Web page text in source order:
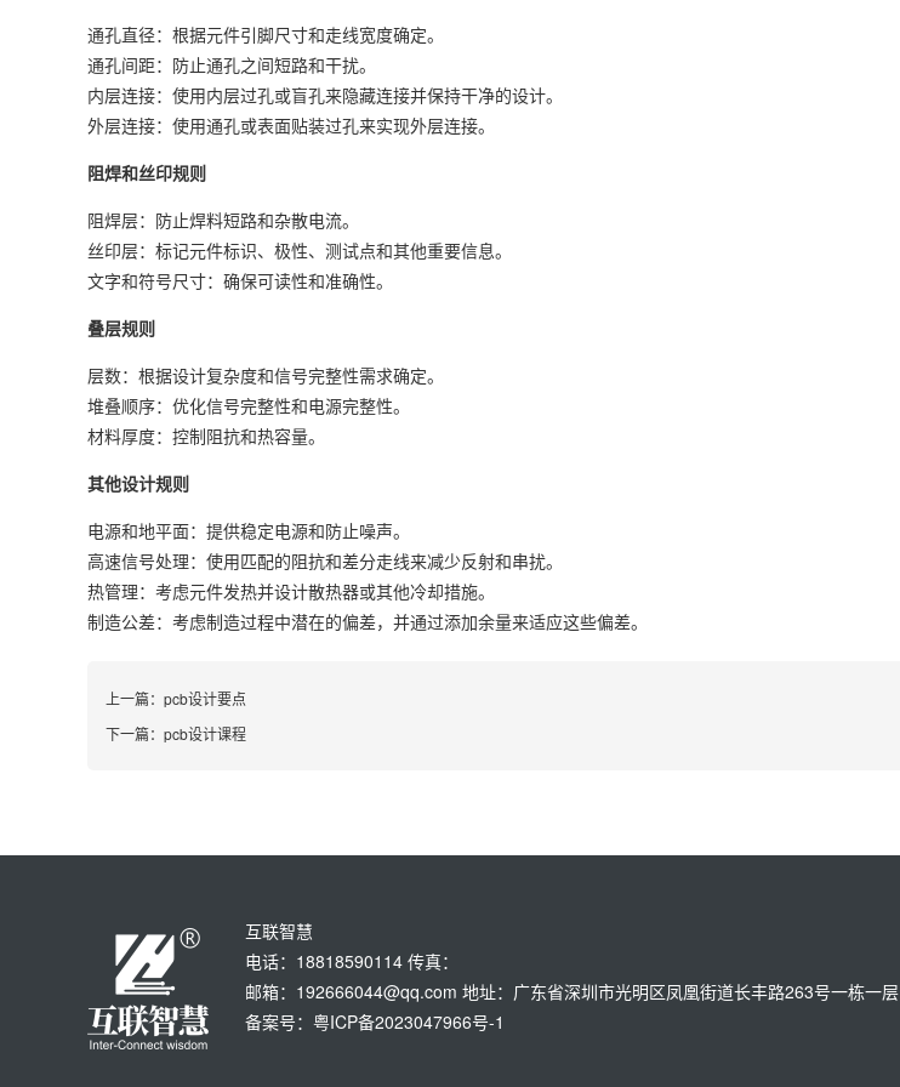
通孔直径：根据元件引脚尺寸和走线宽度确定。
通孔间距：防止通孔之间短路和干扰。
内层连接：使用内层过孔或盲孔来隐藏连接并保持干净的设计。
外层连接：使用通孔或表面贴装过孔来实现外层连接。
阻焊和丝印规则
阻焊层：防止焊料短路和杂散电流。
丝印层：标记元件标识、极性、测试点和其他重要信息。
文字和符号尺寸：确保可读性和准确性。
叠层规则
层数：根据设计复杂度和信号完整性需求确定。
堆叠顺序：优化信号完整性和电源完整性。
材料厚度：控制阻抗和热容量。
其他设计规则
电源和地平面：提供稳定电源和防止噪声。
高速信号处理：使用匹配的阻抗和差分走线来减少反射和串扰。
热管理：考虑元件发热并设计散热器或其他冷却措施。
制造公差：考虑制造过程中潜在的偏差，并通过添加余量来适应这些偏差。
上一篇： pcb设计要点
下一篇： pcb设计课程
互联智慧
电话：18818590114 传真：
邮箱：192666044@qq.com 地址：广东省深圳市光明区凤凰街道长丰路263号一栋一层
备案号：粤ICP备2023047966号-1